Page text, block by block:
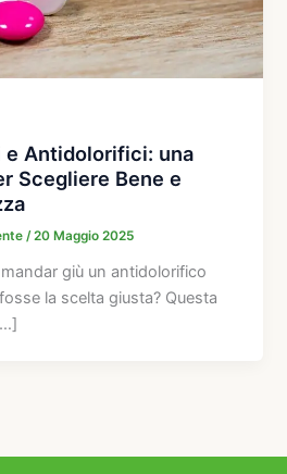
e Antidolorifici: una
Scegliere Bene e
/20 Maggio 2025
giù un antidolorifico
la scelta giusta? Questa